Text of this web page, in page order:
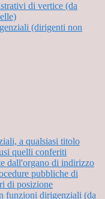
di vertice (da
(dirigenti non
a qualsiasi titolo
quelli conferiti
dall'organo di indirizzo
pubbliche di
di posizione
funzioni dirigenziali (da